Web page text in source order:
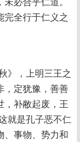
完全行于仁义之
》，上明三王之
，定犹豫，善善
，补敝起废，王
就是孔子恶不仁
、事物、势力和